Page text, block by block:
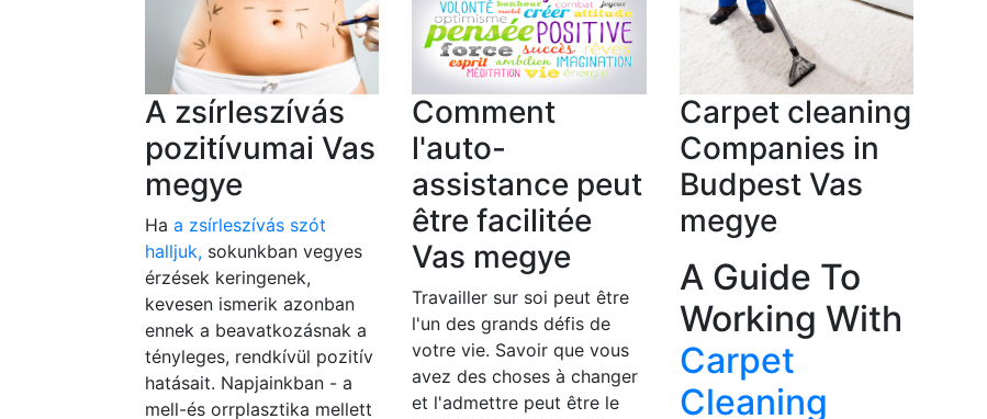
A zsírleszívás
pozitívumai Vas
megye
Ha a zsírleszívás szót
halljuk, sokunkban vegyes
érzések keringenek,
kevesen ismerik azonban
ennek a beavatkozásnak a
tényleges, rendkívül pozitív
hatásait. Napjainkban - a
mell-és orrplasztika mellett
Comment
l'auto-
assistance peut
être facilitée
Vas megye
Travailler sur soi peut être
l'un des grands défis de
votre vie. Savoir que vous
avez des choses à changer
et l'admettre peut être le
Carpet cleaning
Companies in
Budpest Vas
megye
A Guide To
Working With
Carpet
Cleaning